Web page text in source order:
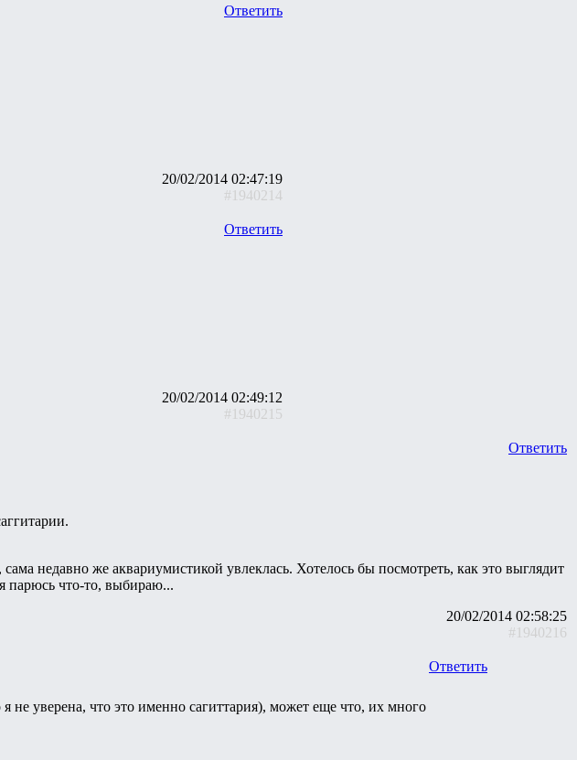
Ответить
20/02/2014 02:47:19
#1940214
Ответить
20/02/2014 02:49:12
#1940215
Ответить
недавно же аквариумистикой увлеклась. Хотелось бы посмотреть, как это выглядит
парюсь что-то, выбираю...
20/02/2014 02:58:25
#1940216
Ответить
не уверена, что это именно сагиттария), может еще что, их много